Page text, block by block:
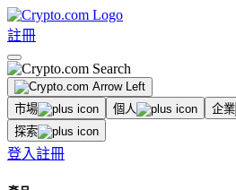
註冊
市場 個人
企業
探索
登入註冊